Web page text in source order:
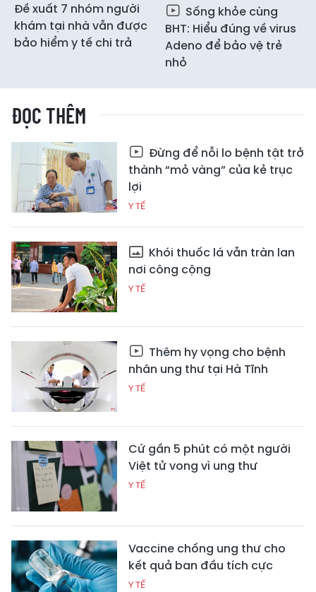
Đề xuất 7 nhóm người
khám tại nhà vẫn được
bảo hiểm y tế chi trả
Sống khỏe cùng
BHT: Hiểu đúng về virus
Adeno để bảo vệ trẻ
nhỏ
ĐỌC THÊM
Đừng để nỗi lo bệnh tật trở
thành “mỏ vàng” của kẻ trục
lợi
Y TẾ
Khói thuốc lá vẫn tràn lan
nơi công cộng
Y TẾ
Thêm hy vọng cho bệnh
nhân ung thư tại Hà Tĩnh
Y TẾ
Cứ gần 5 phút có một người
Việt tử vong vì ung thư
Y TẾ
Vaccine chống ung thư cho
kết quả ban đầu tích cực
Y TẾ